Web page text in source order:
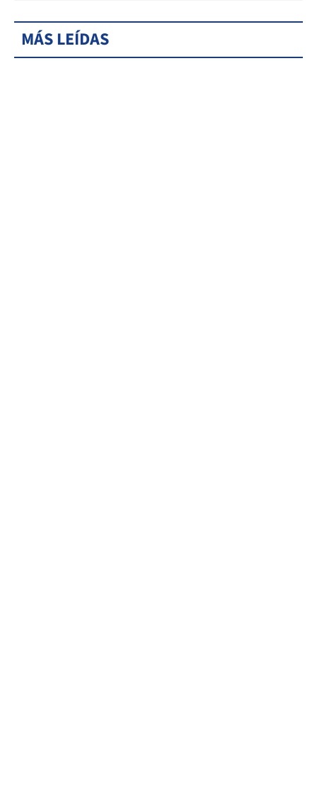
MÁS LEÍDAS